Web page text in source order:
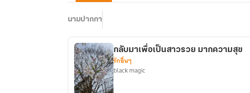
นามปากกา
กลับมาเพื่อเป็นสาวรวย มากความสุข
รักอื่นๆ
ิblack magic